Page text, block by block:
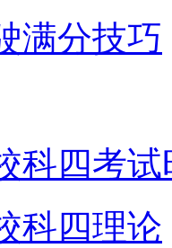
满分技巧
科四考试
科四理论